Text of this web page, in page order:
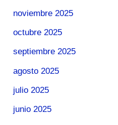
noviembre 2025
octubre 2025
septiembre 2025
agosto 2025
julio 2025
junio 2025